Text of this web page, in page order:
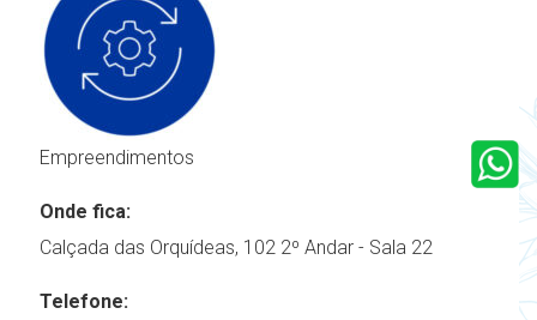
Empreendimentos
Onde fica:
Calçada das Orquídeas, 102 2º Andar - Sala 22
Telefone: